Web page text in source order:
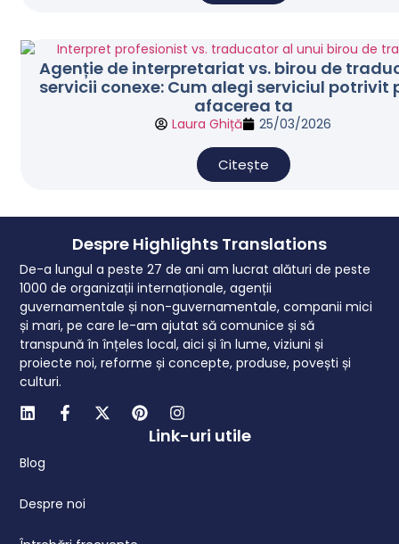
Agenție de interpretariat vs. birou de
servicii conexe: Cum alegi serviciul potrivit
afacerea ta
Laura Ghiță 25/03/2026
Citește
Despre Highlights Translations
De-a lungul a peste 27 de ani am lucrat alături de peste
1000 de organizații internaționale, agenții
guvernamentale și non-guvernamentale, companii mici
și mari, pe care le-am ajutat să comunice și să
transpună în înțeles local, aici și în lume, viziuni și
proiecte noi, reforme și concepte, produse, povești și
culturi.
Link-uri utile
Blog
Despre noi